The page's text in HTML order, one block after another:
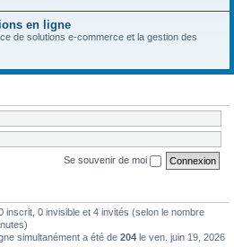
en ligne
de solutions e-commerce et la gestion des
Se souvenir de moi
inscrit, 0 invisible et 4 invités (selon le nombre
simultanément a été de 204 le ven. juin 19, 2026